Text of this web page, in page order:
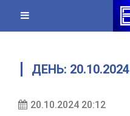
content
ДЕНЬ: 20.10.2024
20.10.2024 20:12